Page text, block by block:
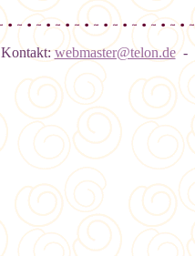
Kontakt:webmaster@telon.de-